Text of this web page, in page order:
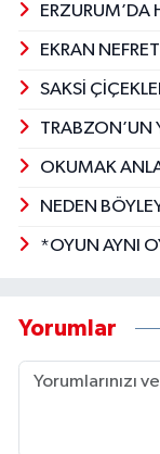
ERZURUM’DA
EKRAN
SAKSİ
TRABZON’UN
OKUMAK
NEDEN
*OYUN AYNI
Yorumlar